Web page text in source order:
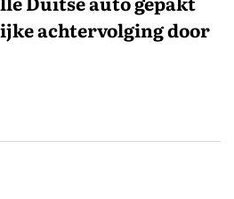
achtervolging door